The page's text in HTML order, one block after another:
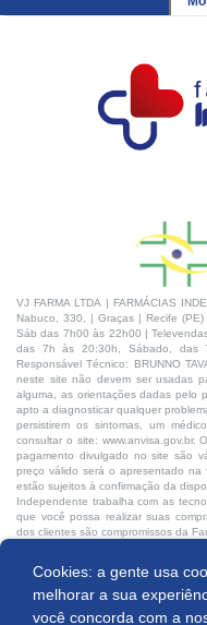
Produto indisponível
Cookies: a gente usa
melhorar a sua
você concorda com a
VJ FARMA LTDA | FARMÁCIAS
Nabuco, 330, | Graças | Recife
Sáb das 7h00 às 22h00 |
das 7h às 20:30h, Sábado,
Responsável Técnico: BRUNNO
neste site não devem ser usadas
alguma, as orientações dadas pelo
apto a diagnosticar qualquer
persistirem os sintomas, um
consultar o site: www.anvisa.gov.br.
pagamento divulgado no site são
preço válido será o apresentado na
estão sujeitos à confirmação da
Independente trabalha com as
que você possa realizar suas
dos clientes são compromissos da